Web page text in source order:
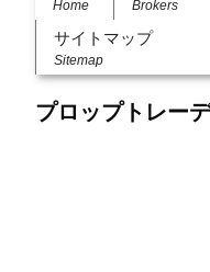
Home Brokers
サイトマップ
Sitemap
プロップトレー